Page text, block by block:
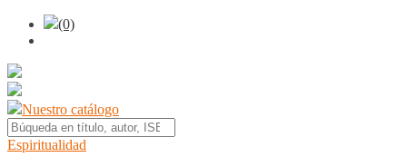
(0)
Nuestro catálogo
Espiritualidad